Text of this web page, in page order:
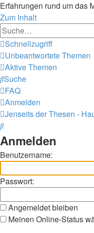
Erfahrungen rund um das
Zum Inhalt
Schnellzugriff
Unbeantwortete Themen
Aktive Themen
Suche
FAQ
Anmelden
Jenseits der Thesen -
Suche
Anmelden
Benutzername:
Passwort:
Angemeldet bleiben
Meinen Online-Status